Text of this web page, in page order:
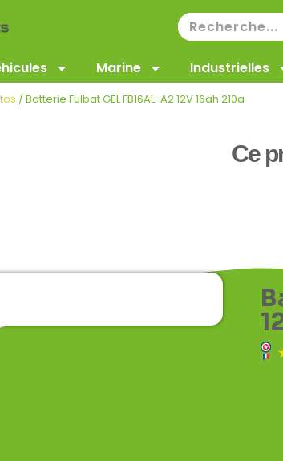
Marine Industrielles
/ Batterie Fulbat GEL FB16AL-A2 12V 16ah 210a
Ce